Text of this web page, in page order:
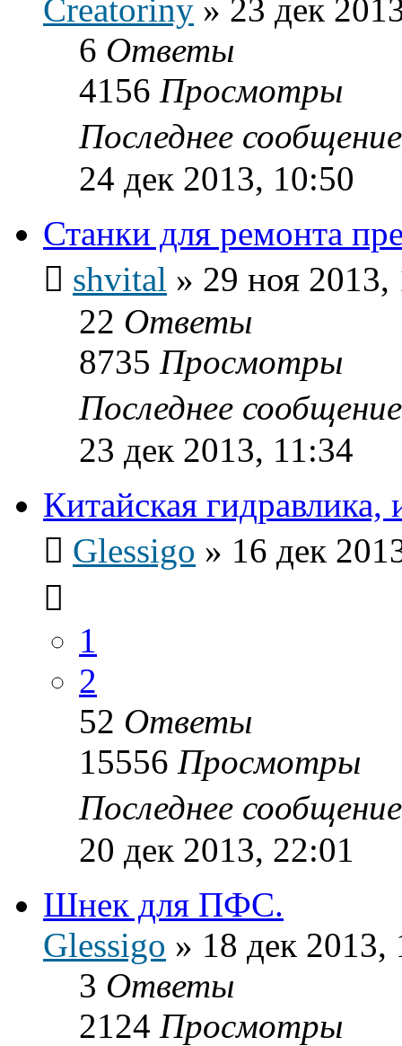
Creatoriny » 23 дек
6 Ответы
4156 Просмотры
Последнее
24 дек 2013, 10:50
Станки для ремонта
shvital » 29 ноя 2013,
22 Ответы
8735 Просмотры
Последнее
23 дек 2013, 11:34
Китайская
Glessigo » 16 дек
1
2
52 Ответы
15556 Просмотры
Последнее
20 дек 2013, 22:01
Шнек для ПФС.
Glessigo » 18 дек 2013,
3 Ответы
2124 Просмотры